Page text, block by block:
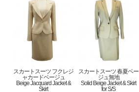
スカートスーツ フクレジ
ャカードベージュ
Beige Jacquard Jacket &
Skirt
スカートスーツ 春夏ベー
ジュ無地
Solid Beige Jacket & Skirt
for S/S